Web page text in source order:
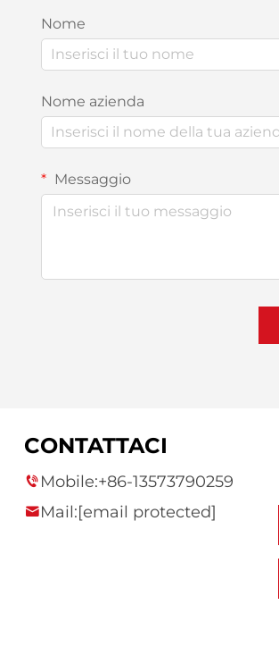
Nome
Nome azienda
Messaggio
CONTATTACI
Mobile:+86-13573790259
Mail:[email protected]